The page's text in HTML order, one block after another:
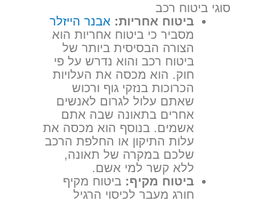
סוגי ביטוח רכב
ביטוח אחריות: אבנר הייזלר
מסביר כי ביטוח אחריות הוא
הצורה הבסיסית ביותר של
ביטוח רכב והוא נדרש על פי
חוק. הוא מכסה את העלויות
הכרוכות בנזקי גוף ורכוש
שאתם עלול לגרום לאנשים
אחרים בתאונה שבה אתם
אשמים. בנוסף הוא מכסה את
עלות התיקון או החלפת הרכב
שלכם במקרה של תאונה,
ללא קשר למי אשם.
ביטוח מקיף: ביטוח מקיף
חורג מעבר לכיסוי הרגיל